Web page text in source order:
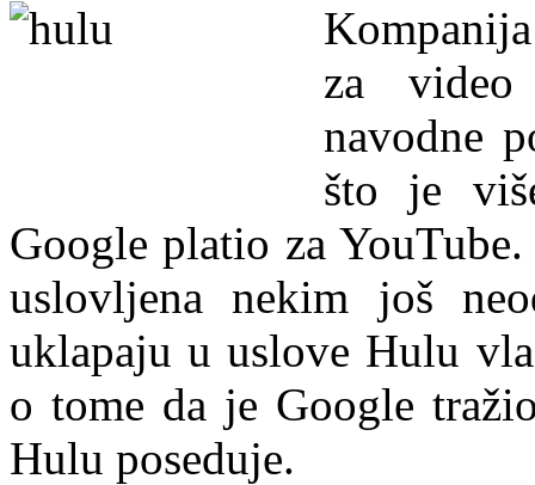
za
navodne
što je
Google platio za
uslovljena nekim još
uklapaju u uslove Hulu
o tome da je Google
Hulu poseduje.